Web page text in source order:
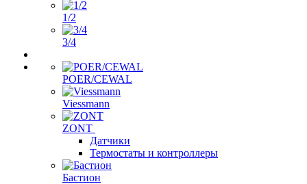
1/2
3/4
POER/CEWAL
Viessmann
ZONT
Датчики
Термостаты и контроллеры
Бастион